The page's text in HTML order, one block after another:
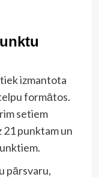
izmantota
formātos.
setiem
punktam un
pārsvaru,